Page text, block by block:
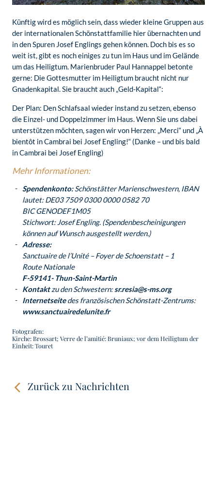
Künftig wird es möglich sein, dass wieder kleine Gruppen aus
der internationalen Schönstattfamilie hier übernachten und
in den Spuren Josef Englings gehen können. Doch bis es so
weit ist, gibt es noch einiges zu tun im Haus und im Gelände
um das Heiligtum. Marienbruder Paul Hannappel betonte
gerne: Die Gottesmutter im Heiligtum braucht nicht nur
Gnadenkapital. Sie braucht auch „Geld-Kapital“:
Der Plan: Den Schlafsaal wieder instand zu setzen, ebenso
die Einzel- und Doppelzimmer im Haus. Wenn Sie uns dabei
unterstützen möchten, sagen wir von Herzen: „Merci“ und „À
bientôt in Cambrai bei Josef Engling!“ (Danke – und bis bald
in Cambrai bei Josef Engling)
Mehr Informationen:
Spendenkonto:Schönstätter Marienschwestern, IBAN
lautet: DE03 7509 0300 0000 0582 70
BIC GENODEF1M05
Stichwort: Josef Engling. (Spendenbescheinigungen
können auf Wunsch ausgestellt werden.)
Adresse:
Sanctuaire de l’Unité – Foyer de Schoenstatt – 1
Route Nationale
F-59141- Thun-Saint-Martin
Kontaktzu den Schwestern:sr.resia@s-ms.org
Internetseitedes französischen Schönstatt-Zentrums:
www.sanctuairedelunite.fr
Fotografen:
Kirche: Brossart; Verre de l’amitié: Bruniaux; vor dem Heiligtum der
Einheit: Touret
Zurück zu Nachrichten